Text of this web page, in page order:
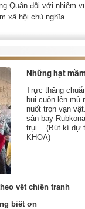
Quân đội với nhiệm
xã hội chủ nghĩa
Những hạt
Trực thăng
bụi cuộn lên mù
nuốt trọn vạn
sân bay
trụi... (​Bút kí dự
KHOA)
vết chiến tranh
biết ơn